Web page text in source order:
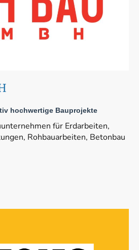
hochwertige Bauprojekte
für Erdarbeiten,
Rohbauarbeiten, Betonbau